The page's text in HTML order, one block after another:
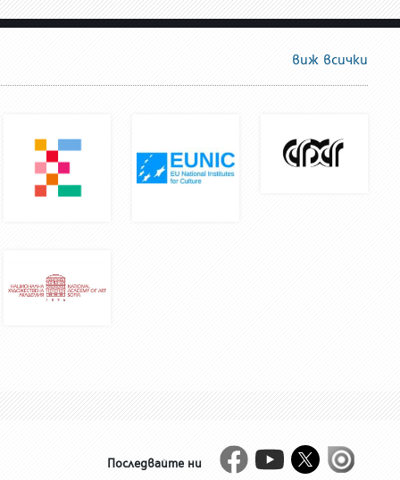
виж всички
Последвайте ни
FacebookYoutubeTwitterIssue